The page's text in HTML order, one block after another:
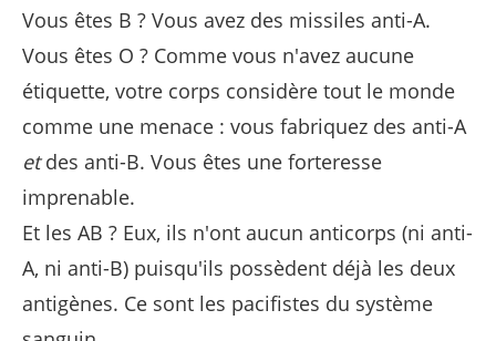
Vous êtes B ? Vous avez des missiles anti-A.
Vous êtes O ? Comme vous n'avez aucune
étiquette, votre corps considère tout le monde
comme une menace : vous fabriquez des anti-A
etdes anti-B. Vous êtes une forteresse
imprenable.
Et les AB ? Eux, ils n'ont aucun anticorps (ni anti-
A, ni anti-B) puisqu'ils possèdent déjà les deux
antigènes. Ce sont les pacifistes du système